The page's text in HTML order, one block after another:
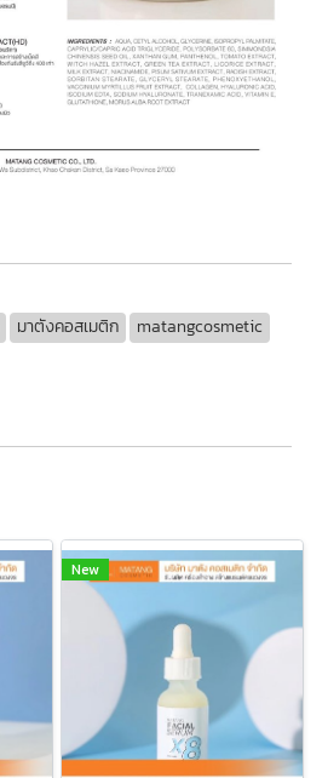
มาตังคอสเมติก
matangcosmetic
New